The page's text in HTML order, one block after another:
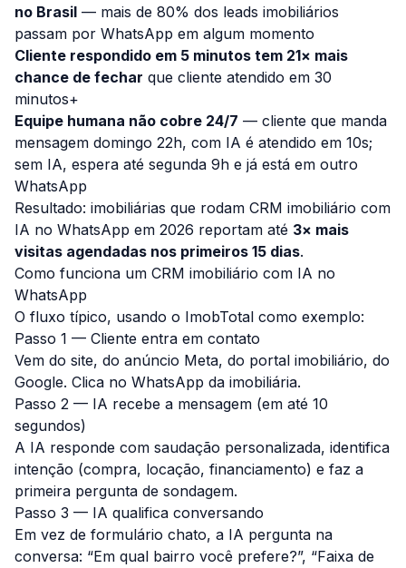
no Brasil — mais de 80% dos leads imobiliários
passam por WhatsApp em algum momento
Cliente respondido em 5 minutos tem 21× mais
chance de fechar que cliente atendido em 30
minutos+
Equipe humana não cobre 24/7 — cliente que manda
mensagem domingo 22h, com IA é atendido em 10s;
sem IA, espera até segunda 9h e já está em outro
WhatsApp
Resultado: imobiliárias que rodam CRM imobiliário com
IA no WhatsApp em 2026 reportam até 3× mais
visitas agendadas nos primeiros 15 dias.
Como funciona um CRM imobiliário com IA no
WhatsApp
O fluxo típico, usando o ImobTotal como exemplo:
Passo 1 — Cliente entra em contato
Vem do site, do anúncio Meta, do portal imobiliário, do
Google. Clica no WhatsApp da imobiliária.
Passo 2 — IA recebe a mensagem (em até 10
segundos)
A IA responde com saudação personalizada, identifica
intenção (compra, locação, financiamento) e faz a
primeira pergunta de sondagem.
Passo 3 — IA qualifica conversando
Em vez de formulário chato, a IA pergunta na
conversa: “Em qual bairro você prefere?”, “Faixa de